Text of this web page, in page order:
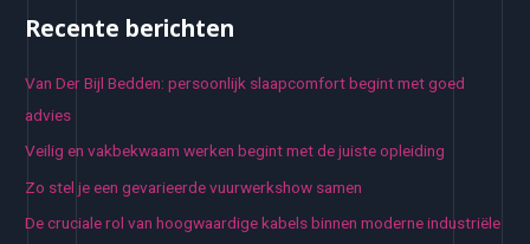
Recente berichten
Van Der Bijl Bedden: persoonlijk slaapcomfort begint met goed
advies
Veilig en vakbekwaam werken begint met de juiste opleiding
Zo stel je een gevarieerde vuurwerkshow samen
De cruciale rol van hoogwaardige kabels binnen moderne industriële